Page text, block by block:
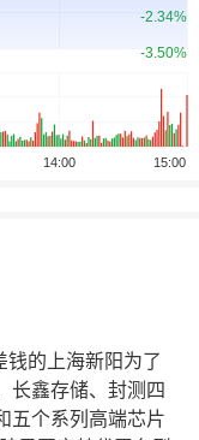
钱的上海新阳为了
长鑫存储、封测四
五个系列高端芯片